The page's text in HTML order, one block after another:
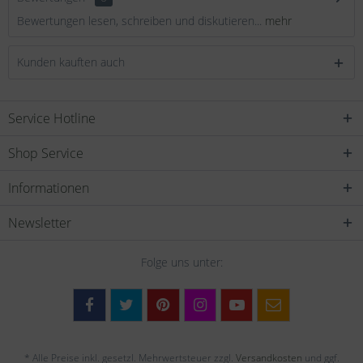
Bewertungen lesen, schreiben und diskutieren... mehr
Kunden kauften auch
Service Hotline
Shop Service
Informationen
Newsletter
Folge uns unter:
* Alle Preise inkl. gesetzl. Mehrwertsteuer zzgl. Versandkosten und ggf.